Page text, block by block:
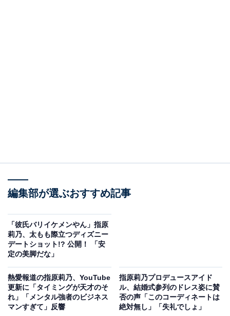
編集部が選ぶおすすめ記事
「彼氏バリイケメンやん」指原
莉乃、太もも際立つディズニー
デートショット!? 公開！ 「安
定の美脚だな」
熱愛報道の指原莉乃、YouTube
更新に「タイミングが天才のそ
れ」「メンタル強者のビジネス
マンすぎて」反響
指原莉乃プロデュースアイド
ル、結婚式参列のドレス姿に賛
否の声「このコーディネートは
絶対無し」「失礼でしょ」